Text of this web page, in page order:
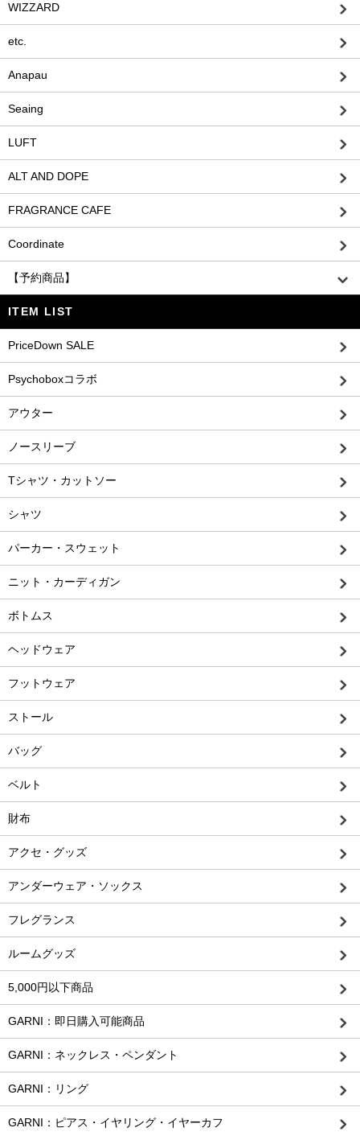
WIZZARD
etc.
Anapau
Seaing
LUFT
ALT AND DOPE
FRAGRANCE CAFE
Coordinate
【予約商品】
ITEM LIST
PriceDown SALE
Psychoboxコラボ
アウター
ノースリーブ
Tシャツ・カットソー
シャツ
パーカー・スウェット
ニット・カーディガン
ボトムス
ヘッドウェア
フットウェア
ストール
バッグ
ベルト
財布
アクセ・グッズ
アンダーウェア・ソックス
フレグランス
ルームグッズ
5,000円以下商品
GARNI：即日購入可能商品
GARNI：ネックレス・ペンダント
GARNI：リング
GARNI：ピアス・イヤリング・イヤーカフ